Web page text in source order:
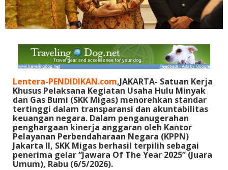
Lentera-PENDIDIKAN.com,JAKARTA- Satuan Kerja
Khusus Pelaksana Kegiatan Usaha Hulu Minyak
dan Gas Bumi (SKK Migas) menorehkan standar
tertinggi dalam transparansi dan akuntabilitas
keuangan negara. Dalam penganugerahan
penghargaan kinerja anggaran oleh Kantor
Pelayanan Perbendaharaan Negara (KPPN)
Jakarta II, SKK Migas berhasil terpilih sebagai
penerima gelar “Jawara Of The Year 2025” (Juara
Umum), Rabu (6/5/2026).